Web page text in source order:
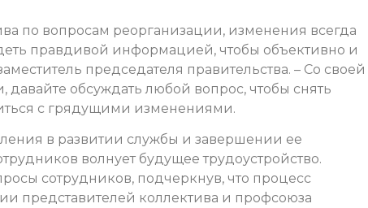
по вопросам реорганизации, изменения всегда
правдивой информацией, чтобы объективно и
председателя правительства. – Со своей
давайте обсуждать любой вопрос, чтобы снять
с грядущими изменениями.
в развитии службы и завершении ее
волнует будущее трудоустройство.
сотрудников, подчеркнув, что процесс
представителей коллектива и профсоюза